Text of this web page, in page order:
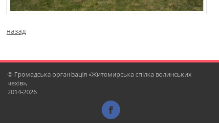
назад
© Громадська організація «Житомирська спілка волинських
чехів»,
2014-2026